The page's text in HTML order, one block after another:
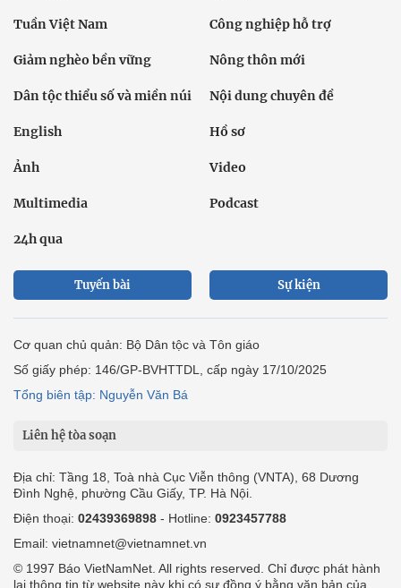
Tuần Việt Nam Công nghiệp hỗ trợ
Giảm nghèo bền vững Nông thôn mới
Dân tộc thiểu số và miền núi Nội dung chuyên đề
English Hồ sơ
Ảnh Video
Multimedia Podcast
24h qua
Tuyến bài Sự kiện
Cơ quan chủ quản: Bộ Dân tộc và Tôn giáo
Số giấy phép: 146/GP-BVHTTDL, cấp ngày 17/10/2025
Tổng biên tập: Nguyễn Văn Bá
Liên hệ tòa soạn
Địa chỉ: Tầng 18, Toà nhà Cục Viễn thông (VNTA), 68 Dương
Đình Nghệ, phường Cầu Giấy, TP. Hà Nội.
Điện thoại: 02439369898 - Hotline: 0923457788
Email: vietnamnet@vietnamnet.vn
© 1997 Báo VietNamNet. All rights reserved. Chỉ được phát hành
lại thông tin từ website này khi có sự đồng ý bằng văn bản của